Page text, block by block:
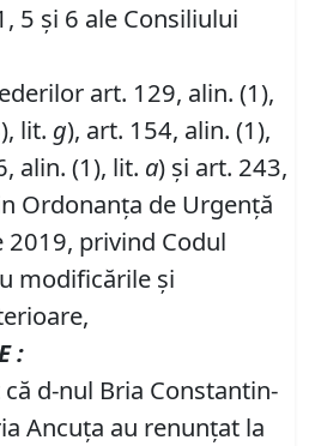
5 și 6 ale Consiliului
art. 129, alin. (1),
lit. g), art. 154, alin. (1),
alin. (1), lit. a) și art. 243,
Ordonanța de Urgență
2019, privind Codul
modificările și
:
că d-nul Bria Constantin-
Ancuța au renunțat la